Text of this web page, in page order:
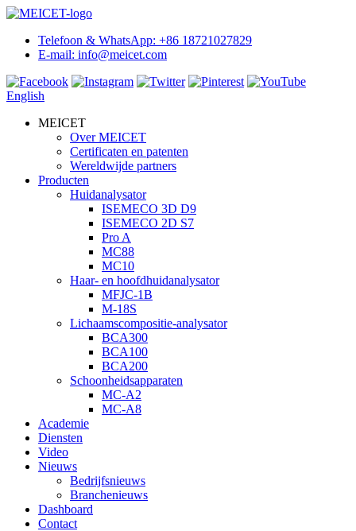
Telefoon & WhatsApp: +86 18721027829
E-mail: info@meicet.com
English
MEICET
Over MEICET
Certificaten en patenten
Wereldwijde partners
Producten
Huidanalysator
ISEMECO 3D D9
ISEMECO 2D S7
Pro A
MC88
MC10
Haar- en hoofdhuidanalysator
MFJC-1B
M-18S
Lichaamscompositie-analysator
BCA300
BCA100
BCA200
Schoonheidsapparaten
MC-A2
MC-A8
Academie
Diensten
Video
Nieuws
Bedrijfsnieuws
Branchenieuws
Dashboard
Contact